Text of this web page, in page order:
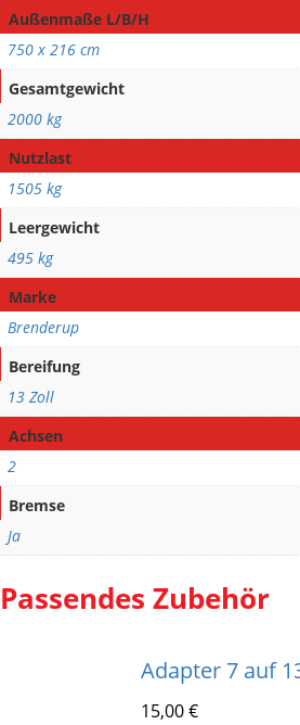
Außenmaße L/B/H
750 x 216 cm
Gesamtgewicht
2000 kg
Nutzlast
1505 kg
Leergewicht
495 kg
Marke
Brenderup
Bereifung
13 Zoll
Achsen
2
Bremse
Ja
Passendes Zubehör
Adapter 7 auf
15,00€